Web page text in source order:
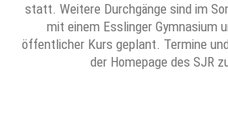
statt. Weitere Durchgänge sind im
mit einem Esslinger Gymnasium
öffentlicher Kurs geplant. Termine
der Homepage des SJR